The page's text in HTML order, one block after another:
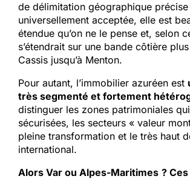
de délimitation géographique
universellement acceptée, elle est
étendue qu’on ne le pense et, selon
s’étendrait sur une bande côtière
Cassis jusqu’à Menton.
Pour autant, l’immobilier azuréen est
très segmenté et fortement
distinguer les zones patrimoniales
sécurisées, les secteurs « valeur
pleine transformation et le très haut
international.
Alors Var ou Alpes-Maritimes ?